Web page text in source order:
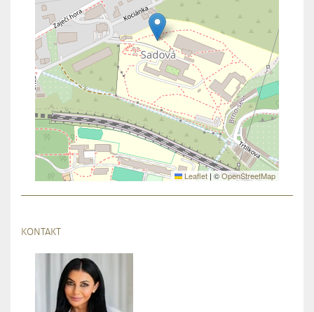
Leaflet | ©OpenStreetMap
KONTAKT